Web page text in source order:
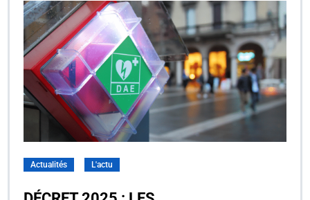
Actualités L'actu